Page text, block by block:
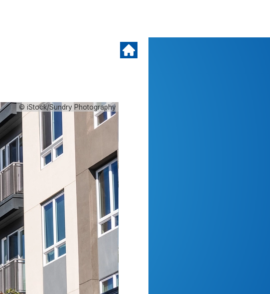
© iStock/Sundry Photography